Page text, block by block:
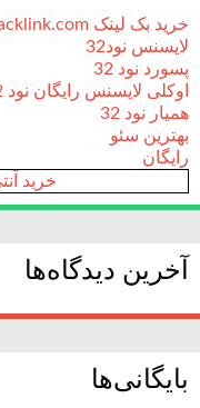
خرید بک لینک behtarinbacklink.com
لایسنس نود32
پسورد نود 32
اوکلی لایسنس رایگان نود 32
همیار نود 32
بهترین سئو
رایگان
خرید
آخرین دیدگاه‌ها
بایگانی‌ها